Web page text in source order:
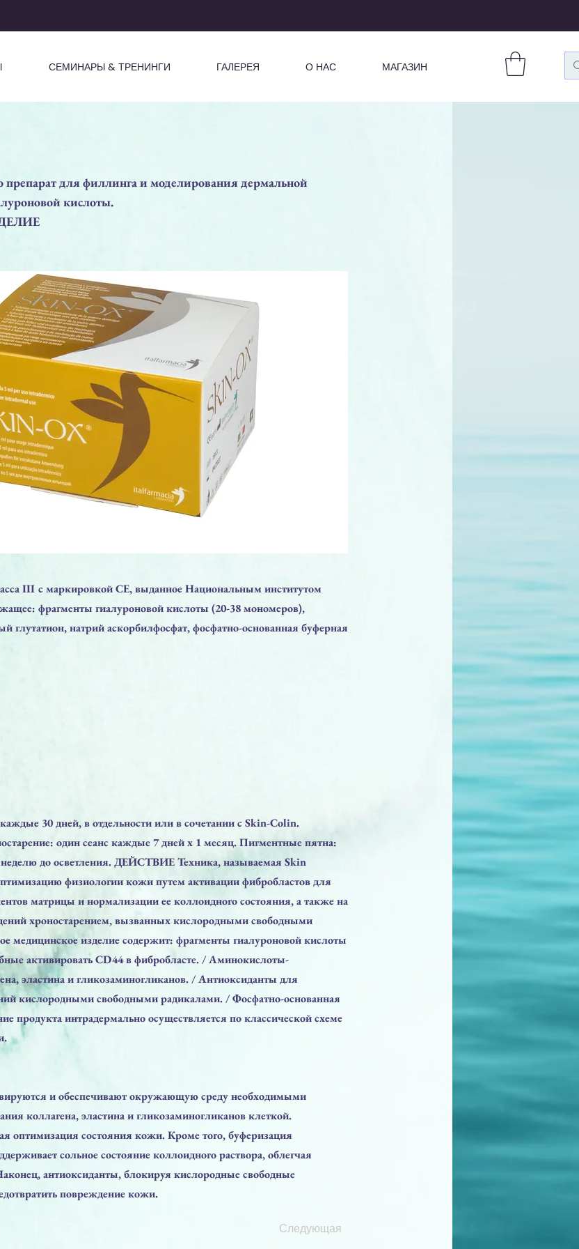
СЕМИНАРЫ & ТРЕНИНГИ ГАЛЕРЕЯ О НАС МАГАЗИН
для филлинга и моделирования дермальной
кислоты.
III с маркировкой CE, выданное Национальным институтом
фрагменты гиалуроновой кислоты (20-38 мономеров),
глутатион, натрий аскорбилфосфат, фосфатно-основанная буферная
30 дней, в отдельности или в сочетании с Skin-Colin.
один сеанс каждые 7 дней х 1 месяц. Пигментные пятна:
неделю до осветления. ДЕЙСТВИЕ Техника, называемая Skin
физиологии кожи путем активации фибробластов для
матрицы и нормализации ее коллоидного состояния, а также на
хроностарением, вызванных кислородными свободными
медицинское изделие содержит: фрагменты гиалуроновой кислоты
активировать CD44 в фибробласте. / Аминокислоты-
эластина и гликозаминогликанов. / Антиоксиданты для
кислородными свободными радикалами. / Фосфатно-основанная
продукта интрадермально осуществляется по классической схеме
и обеспечивают окружающую среду необходимыми
коллагена, эластина и гликозаминогликанов клеткой.
оптимизация состояния кожи. Кроме того, буферизация
сольное состояние коллоидного раствора, облегчая
антиоксиданты, блокируя кислородные свободные
повреждение кожи.
Следующая